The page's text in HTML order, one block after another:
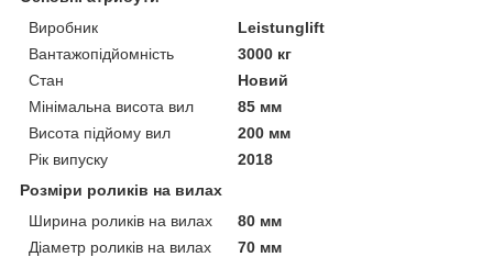
Виробник
Leistunglift
Вантажопідйомність
3000 кг
Стан
Новий
Мінімальна висота вил
85 мм
Висота підйому вил
200 мм
Рік випуску
2018
Розміри роликів на вилах
Ширина роликів на вилах
80 мм
Діаметр роликів на вилах
70 мм